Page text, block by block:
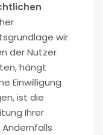
wir
der Nutzer
hängt
Einwilligung
ist die
Ihrer